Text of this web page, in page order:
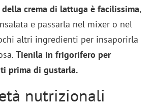
della crema di lattuga è facilissima,
e passarla nel mixer o nel
altri ingredienti per insaporirla
Tienila in frigorifero per
prima di gustarla.
nutrizionali